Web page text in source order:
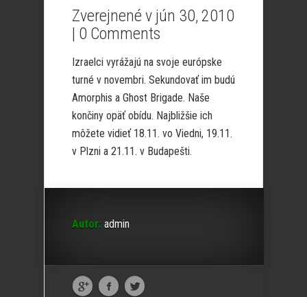
Zverejnené v jún 30, 2010
| 0 Comments
Izraelci vyrážajú na svoje európske
turné v novembri. Sekundovať im budú
Amorphis a Ghost Brigade. Naše
končiny opäť obídu. Najbližšie ich
môžete vidieť 18.11. vo Viedni, 19.11.
v Plzni a 21.11. v Budapešti.
Autor: admin